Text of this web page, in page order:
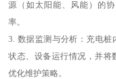
源（如太阳能、风能）的
率。
3. 数据监测与分析：充电
状态、设备运行情况，并将
优化维护策略。